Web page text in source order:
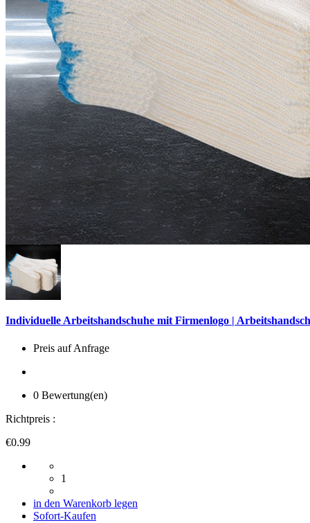
Individuelle Arbeitshandschuhe mit Firmenlogo |
Preis auf Anfrage
0 Bewertung(en)
Richtpreis :
€0.99
1
in den Warenkorb legen
Sofort-Kaufen